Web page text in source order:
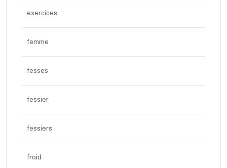
exercices
femme
fesses
fessier
fessiers
froid